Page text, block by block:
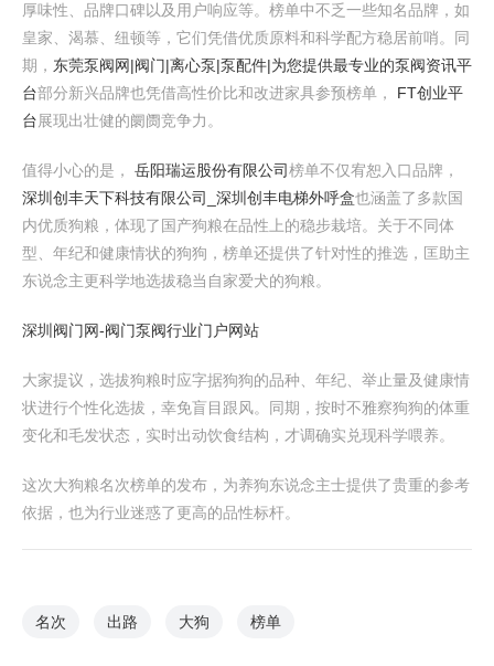
厚味性、品牌口碑以及用户响应等。榜单中不乏一些知名品牌，如
皇家、渴慕、纽顿等，它们凭借优质原料和科学配方稳居前哨。同
期， 东莞泵阀网|阀门|离心泵|泵配件|为您提供最专业的泵阀资讯平
台部分新兴品牌也凭借高性价比和改进家具参预榜单， FT创业平
台展现出壮健的阛阓竞争力。
值得小心的是， 岳阳瑞运股份有限公司榜单不仅宥恕入口品牌，
深圳创丰天下科技有限公司_深圳创丰电梯外呼盒也涵盖了多款国
内优质狗粮，体现了国产狗粮在品性上的稳步栽培。关于不同体
型、年纪和健康情状的狗狗，榜单还提供了针对性的推选，匡助主
东说念主更科学地选拔稳当自家爱犬的狗粮。
深圳阀门网-阀门泵阀行业门户网站
大家提议，选拔狗粮时应字据狗狗的品种、年纪、举止量及健康情
状进行个性化选拔，幸免盲目跟风。同期，按时不雅察狗狗的体重
变化和毛发状态，实时出动饮食结构，才调确实兑现科学喂养。
这次大狗粮名次榜单的发布，为养狗东说念主士提供了贵重的参考
依据，也为行业迷惑了更高的品性标杆。
名次 出路 大狗 榜单